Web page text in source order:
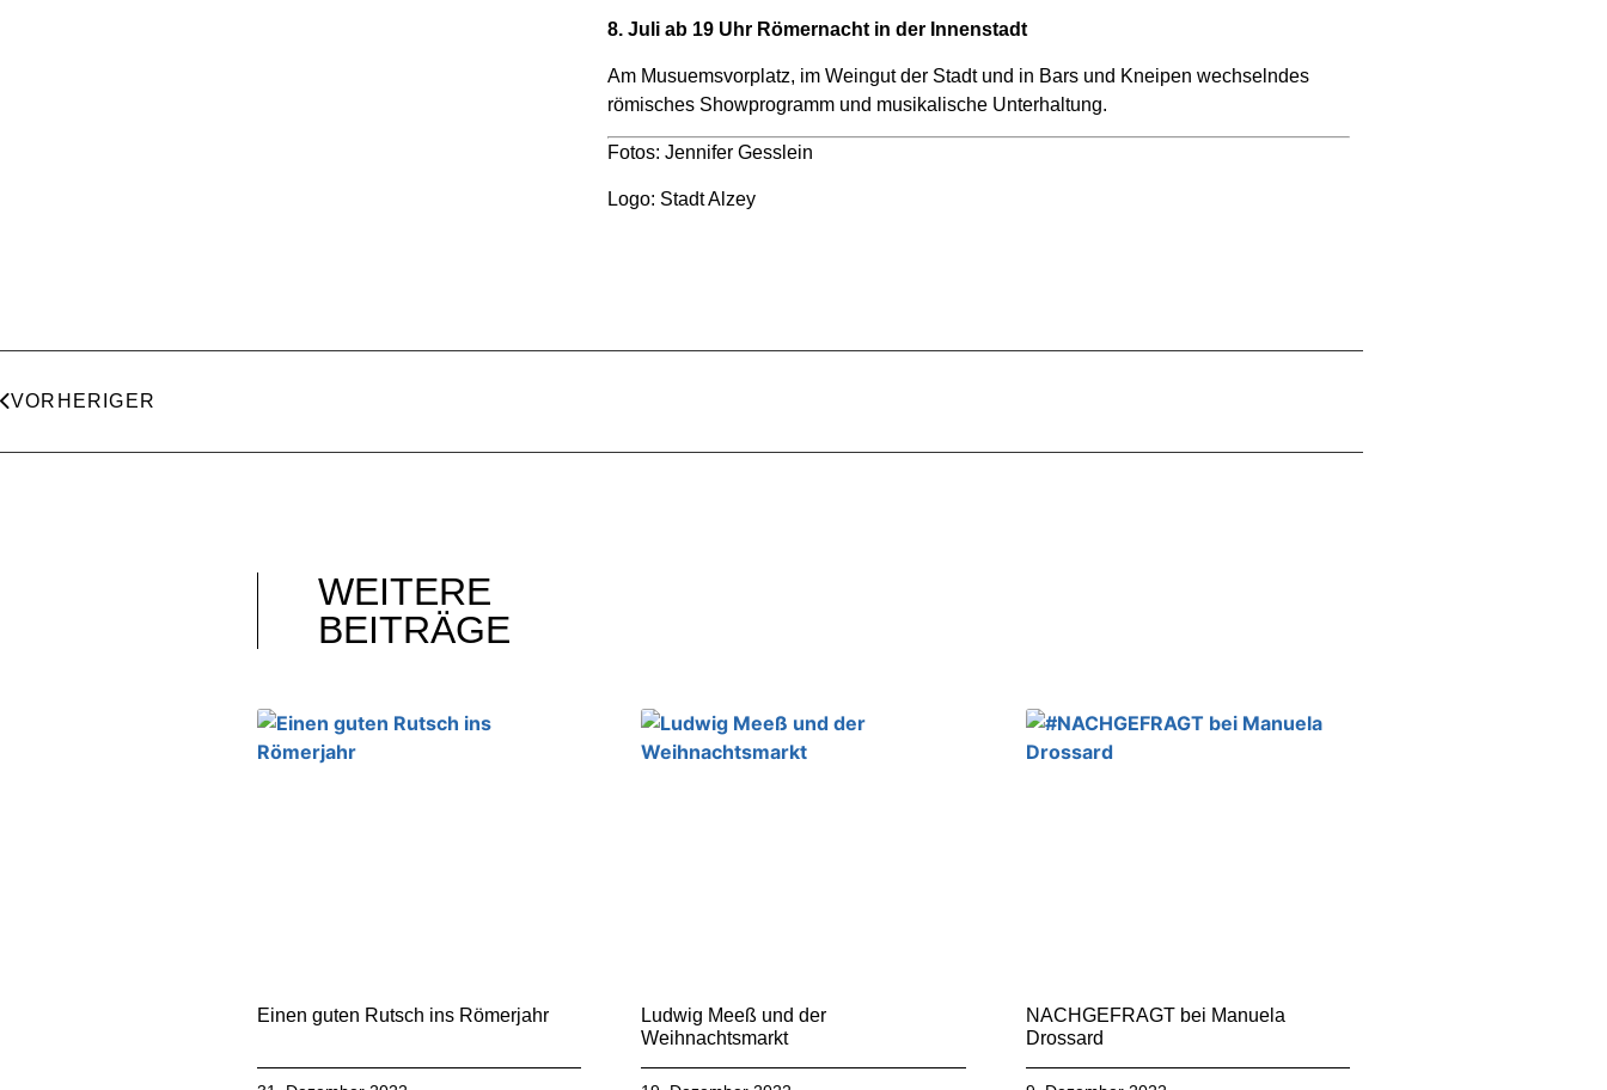
8. Juli ab 19 Uhr Römernacht in der Innenstadt
Am Musuemsvorplatz, im Weingut der Stadt und in Bars und Kneipen wechselndes
römisches Showprogramm und musikalische Unterhaltung.
Fotos: Jennifer Gesslein
Logo: Stadt Alzey
VORHERIGER
WEITERE
BEITRÄGE
Einen guten Rutsch ins Römerjahr
Ludwig Meeß und der
Weihnachtsmarkt
NACHGEFRAGT bei Manuela
Drossard